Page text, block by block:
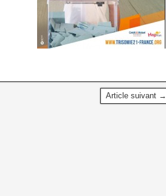
Article suivant →